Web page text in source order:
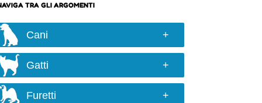
TRA GLI ARGOMENTI
Cani
Razze e taglie
Scelta del cane
Alimentazione
Gatti
Razze
Furetti